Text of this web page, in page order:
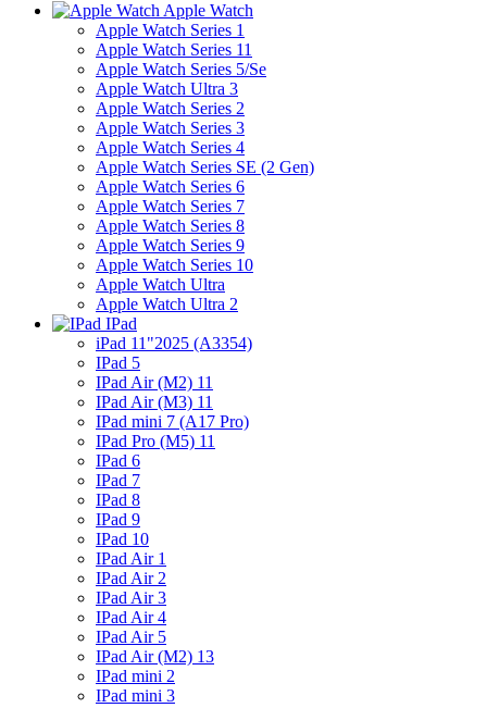
Apple Watch
Apple Watch Series 1
Apple Watch Series 11
Apple Watch Series 5/Se
Apple Watch Ultra 3
Apple Watch Series 2
Apple Watch Series 3
Apple Watch Series 4
Apple Watch Series SE (2 Gen)
Apple Watch Series 6
Apple Watch Series 7
Apple Watch Series 8
Apple Watch Series 9
Apple Watch Series 10
Apple Watch Ultra
Apple Watch Ultra 2
IPad
iPad 11"2025 (A3354)
IPad 5
IPad Air (M2) 11
IPad Air (M3) 11
IPad mini 7 (A17 Pro)
IPad Pro (M5) 11
IPad 6
IPad 7
IPad 8
IPad 9
IPad 10
IPad Air 1
IPad Air 2
IPad Air 3
IPad Air 4
IPad Air 5
IPad Air (M2) 13
IPad mini 2
IPad mini 3